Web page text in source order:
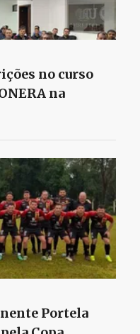
no curso
na
Portela